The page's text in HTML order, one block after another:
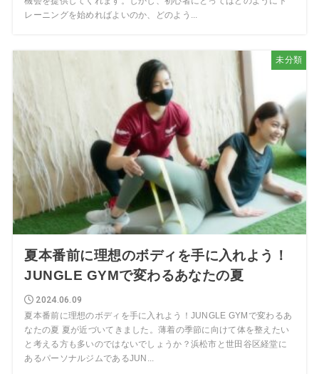
レーニングを始めればよいのか、どのよう...
未分類
夏本番前に理想のボディを手に入れよう！
JUNGLE GYMで変わるあなたの夏
2024.06.09
夏本番前に理想のボディを手に入れよう！JUNGLE GYMで変わるあ
なたの夏 夏が近づいてきました。薄着の季節に向けて体を整えたい
と考える方も多いのではないでしょうか？浜松市と世田谷区経堂に
あるパーソナルジムであるJUN...